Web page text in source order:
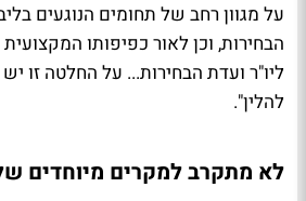
על מגוון רחב של תחומים הנוגעים
הבחירות, וכן לאור כפיפותו
ליו"ר ועדת הבחירות... על החלטה זו יש
להלין".
לא מתקרב למקרים מיוחדים